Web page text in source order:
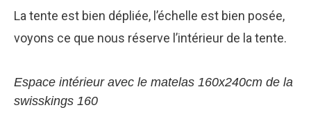
La tente est bien dépliée, l’échelle est bien posée,
voyons ce que nous réserve l’intérieur de la tente.
Espace intérieur avec le matelas 160x240cm de la
swisskings 160